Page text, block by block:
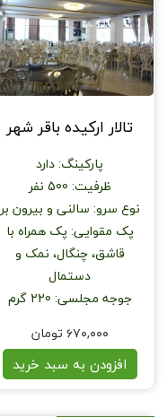
تالار ارکیده باقر شهر
پارکینگ:دارد
ظرفیت: 500 نفر
نوع سرو: سالنی و بیرون بر
پک مقوایی: پک همراه با
قاشق، چنگال، نمک و
دستمال
جوجه مجلسی: 220 گرم
۶۷۰,۰۰۰ تومان
افزودن به سبد خرید